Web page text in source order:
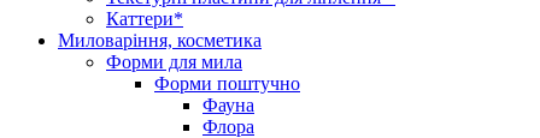
Каттери*
Миловаріння, косметика
Форми для мила
Форми поштучно
Фауна
Флора